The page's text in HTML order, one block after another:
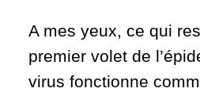
A mes yeux, ce qui
premier volet de
virus fonctionne